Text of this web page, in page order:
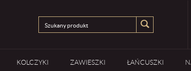
KOLCZYKI ZAWIESZKI ŁAŃCUSZKI